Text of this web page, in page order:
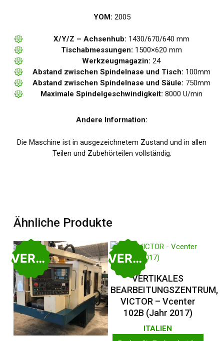
YOM: 2005
X/Y/Z – Achsenhub: 1430/670/640 mm
Tischabmessungen: 1500×620 mm
Werkzeugmagazin: 24
Abstand zwischen Spindelnase und Tisch: 100mm
Abstand zwischen Spindelnase und Säule: 750mm
Maximale Spindelgeschwindigkeit: 8000 U/min
Andere Information:
Die Maschine ist in ausgezeichnetem Zustand und in allen
Teilen und Zubehörteilen vollständig.
Ähnliche Produkte
VERKAUFT VERKAUFT
Weiterlesen
VERTIKALES
BEARBEITUNGSZENTRUM,
VICTOR – Vcenter
102B (Jahr 2017)
ITALIEN